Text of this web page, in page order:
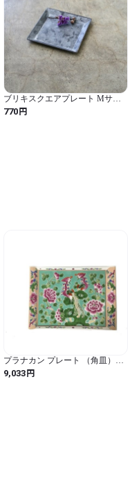
ブリキスクエアプレート Mサイ
ズ
770円
プラナカン プレート （角皿）C
グリーン L
9,033円